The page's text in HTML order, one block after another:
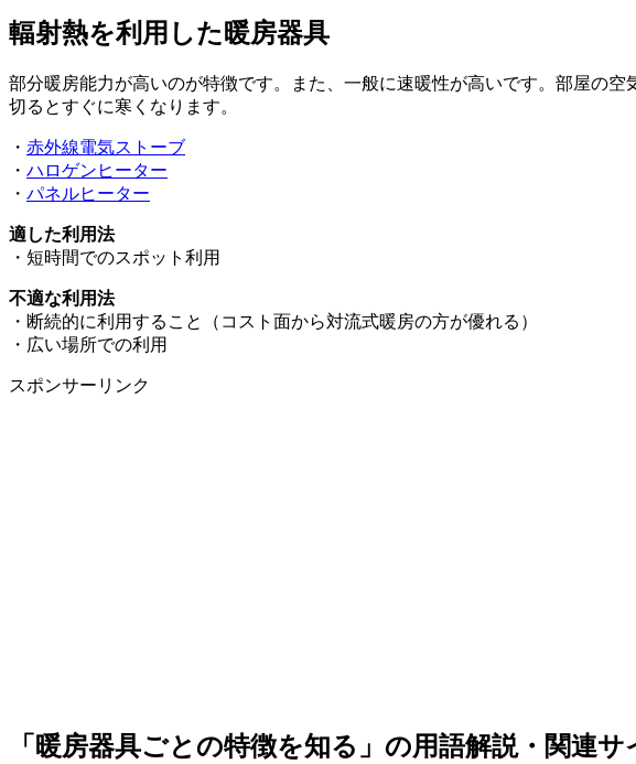
輻射熱を利用した暖房器具
部分暖房能力が高いのが特徴です。また、一般に速暖性が高いです。部屋の
切るとすぐに寒くなります。
・ 赤外線電気ストーブ
・ ハロゲンヒーター
・ パネルヒーター
適した利用法
・短時間でのスポット利用
不適な利用法
・断続的に利用すること（コスト面から対流式暖房の方が優れる）
・広い場所での利用
スポンサーリンク
「暖房器具ごとの特徴を知る」の用語解説・関連サ